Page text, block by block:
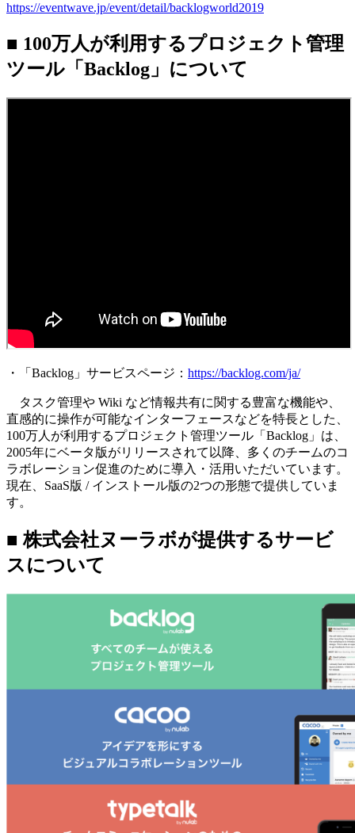
https://eventwave.jp/event/detail/backlogworld2019
■ 100万人が利用するプロジェクト管理
ツール「Backlog」について
・「Backlog」サービスページ： https://backlog.com/ja/
タスク管理や Wiki など情報共有に関する豊富な機能や、
直感的に操作が可能なインターフェースなどを特長とした、
100万人が利用するプロジェクト管理ツール「Backlog」は、
2005年にベータ版がリリースされて以降、多くのチームのコ
ラボレーション促進のために導入・活用いただいています。
現在、SaaS版 / インストール版の2つの形態で提供していま
す。
■ 株式会社ヌーラボが提供するサービ
スについて